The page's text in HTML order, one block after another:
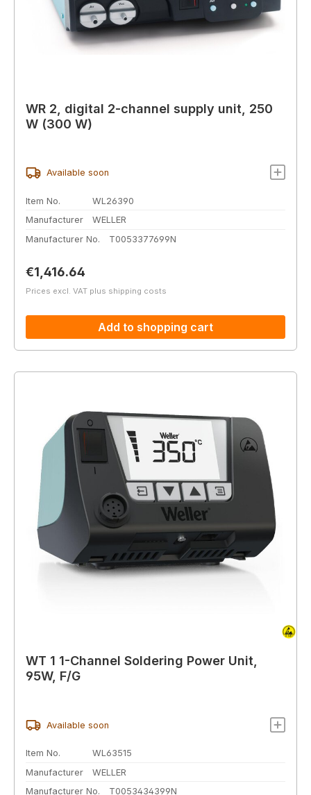
WR 2, digital 2-channel supply unit, 250
W (300 W)
Available soon
Item No.
WL26390
Manufacturer
WELLER
Manufacturer No.
T0053377699N
Regular price:
€1,416.64
Prices excl. VAT plus shipping costs
Add to shopping cart
WT 1 1-Channel Soldering Power Unit,
95W, F/G
Available soon
Item No.
WL63515
Manufacturer
WELLER
Manufacturer No.
T0053434399N